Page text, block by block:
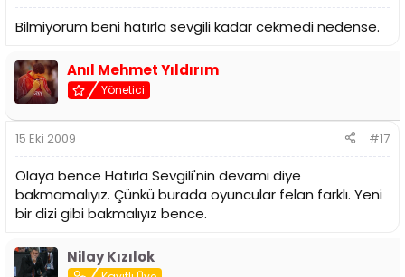
Bilmiyorum beni hatırla sevgili kadar cekmedi nedense.
Anıl Mehmet Yıldırım
Yönetici
15 Eki 2009 #17
Olaya bence Hatırla Sevgili'nin devamı diye
bakmamalıyız. Çünkü burada oyuncular felan farklı. Yeni
bir dizi gibi bakmalıyız bence.
Nilay Kızılok